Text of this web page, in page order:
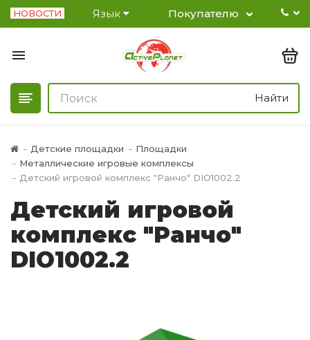
НОВОСТИ Язык Покупателю
Найти
Детские площадки
Площадки
Металлические игровые комплексы
Детский игровой комплекс "Ранчо" DIO1002.2
Детский игровой
комплекс "Ранчо"
DIO1002.2